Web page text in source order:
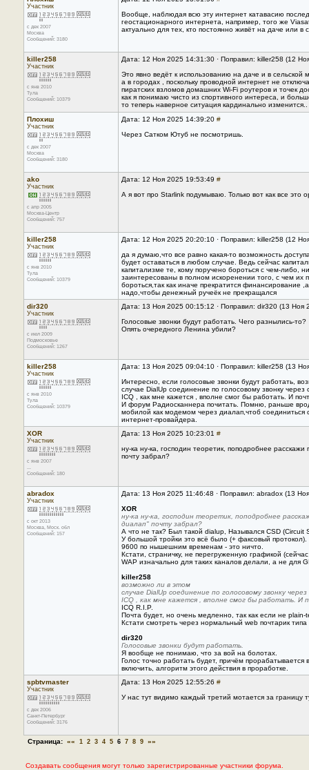
Участник
с дек 2007
Москва
Сообщений: 3180
Вообще, наблюдая всю эту интернет катавасию
геостационарного интернета, например, того же
актуально для тех, кто постоянно живёт на даче или в
killer258
Участник
с янв 2010
Тула
Сообщений: 10379
Дата: 12 Ноя 2025 14:31:30 · Поправил: killer258 (12
Это явно ведёт к использованию на даче и в сельской
а в городах , поскольку проводной интернет не
пиратских взломов домашних Wi-Fi роутеров и точек
как я понимаю чисто из спортивного интереса, и
то теперь наверное ситуация кардинально изменится..
Плохиш
Участник
с дек 2007
Москва
Сообщений: 3180
Дата: 12 Ноя 2025 14:39:20 #
Через Сатком Ютуб не посмотришь.
ako
Участник
с апр 2005
Москва-Центр
Сообщений: 757
Дата: 12 Ноя 2025 19:53:49 #
А я вот про Starlink подумываю. Только вот как все это
killer258
Участник
с янв 2010
Тула
Сообщений: 10379
Дата: 12 Ноя 2025 20:20:10 · Поправил: killer258 (12
да я думаю,что все равно какая-то возможность
будет оставаться в любом случае. Ведь сейчас
капитализме те, кому поручено бороться с чем-либо,
заинтересованы в полном искоренении того, с чем их
бороться,так как иначе прекратится финансирование
надо,чтобы денежный ручеёк не прекращался
dir320
Участник
с июл 2009
Подмосковье
Сообщений: 1267
Дата: 13 Ноя 2025 00:15:12 · Поправил: dir320 (13 Ноя
Голосовые звонки будут работать. Чего разнылись-то?
Опять очередного Ленина убили?
killer258
Участник
с янв 2010
Тула
Сообщений: 10379
Дата: 13 Ноя 2025 09:04:10 · Поправил: killer258 (13
Интересно, если голосовые звонки будут работать,
случае DialUp соединение по голосовому звонку через
ICQ , как мне кажется , вполне смог бы работать. И
И форум Радиосканнера почитать. Помню, раньше
мобилой как модемом через диалап,чтоб
интернет-провайдера.
XOR
Участник
с янв 2007
...
Сообщений: 180
Дата: 13 Ноя 2025 10:23:01 #
ну-ка ну-ка, господин теоретик, поподробнее
почту забрал?
abradox
Участник
с окт 2013
Москва, Mоск. обл
Сообщений: 157
Дата: 13 Ноя 2025 11:46:48 · Поправил: abradox (13
XOR
ну-ка ну-ка, господин теоретик, поподробнее
диалап" почту забрал?
А что не так? Был такой dialup, Назывался CSD
У большой тройки это всё было (+ факсовый
9600 по нышешним временам - это ничто.
Кстати, страничку, не перегруженную графикой
WAP изначально для таких каналов делали, а не для
killer258
возможно ли в этом
случае DialUp соединение по голосовому звонку
ICQ , как мне кажется , вполне смог бы работать. И
ICQ R.I.P.
Почта будет, но очень медленно, так как если не
Кстати смотреть через нормальный web почтарик
dir320
Голосовые звонки будут работать.
Я вообще не понимаю, что за вой на болотах.
Голос точно работать будет, причём прорабатывается
включить, алгоритм этого действия в проработке.
spbtvmaster
Участник
с дек 2006
Санкт-Петербург
Сообщений: 3176
Дата: 13 Ноя 2025 12:55:26 #
У нас тут видимо каждый третий мотается за границу
Страница: «« 1 2 3 4 5 6 7 8 9 »»
Создавать сообщения могут только зарегистрированные участники форума.